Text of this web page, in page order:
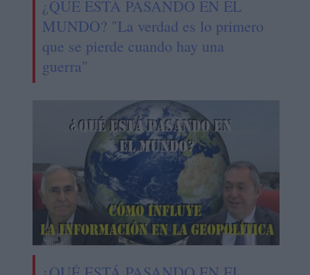
¿QUÉ ESTÁ PASANDO EN EL
MUNDO? "La verdad es lo primero
que se pierde cuando hay una
guerra"